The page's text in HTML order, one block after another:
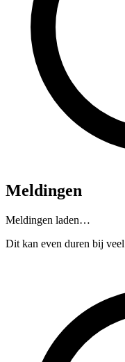
Meldingen
Meldingen laden…
Dit kan even duren bij